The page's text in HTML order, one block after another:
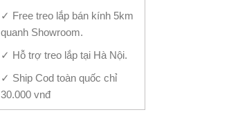
✓ Free treo lắp bán kính 5km
quanh Showroom.
✓ Hỗ trợ treo lắp tại Hà Nội.
✓ Ship Cod toàn quốc chỉ
30.000 vnđ